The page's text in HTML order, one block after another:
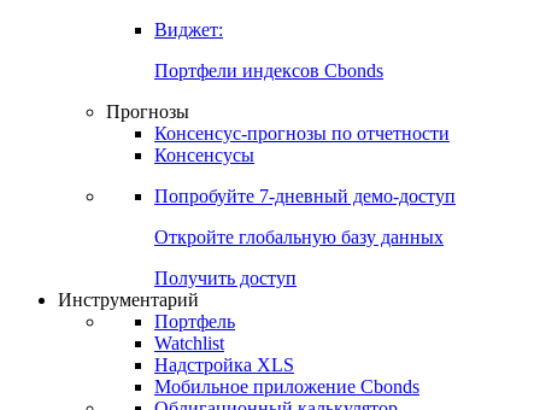
Виджет:
Портфели индексов Cbonds
Прогнозы
Консенсус-прогнозы по отчетности
Консенсусы
Попробуйте 7-дневный демо-доступ
Откройте глобальную базу данных
Получить доступ
Инструментарий
Портфель
Watchlist
Надстройка XLS
Мобильное приложение Cbonds